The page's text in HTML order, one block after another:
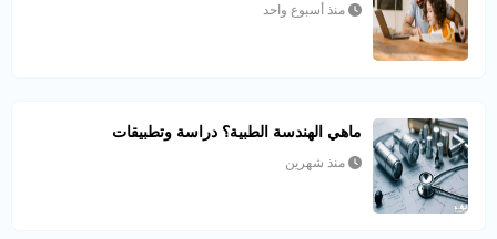
منذ أسبوع واحد
ماهي الهندسة الطبية؟ دراسة وتطبيقات
منذ شهرين